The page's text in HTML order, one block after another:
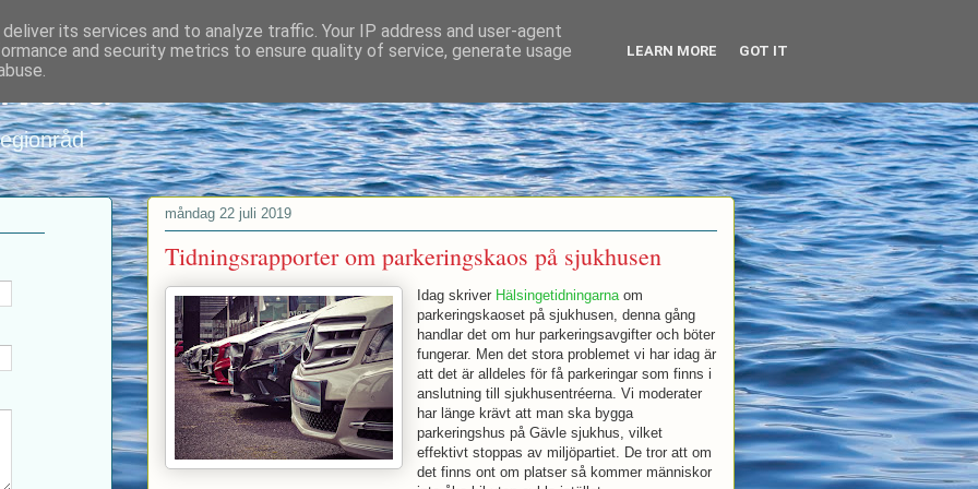
måndag 22 juli 2019
Tidningsrapporter om parkeringskaos på sjukhusen
Idag skriver Hälsingetidningarna om
parkeringskaoset på sjukhusen, denna gång
handlar det om hur parkeringsavgifter och böter
fungerar. Men det stora problemet vi har idag är
att det är alldeles för få parkeringar som finns i
anslutning till sjukhusentréerna. Vi moderater
har länge krävt att man ska bygga
parkeringshus på Gävle sjukhus, vilket
effektivt stoppas av miljöpartiet. De tror att om
det finns ont om platser så kommer människor
its services and to analyze traffic. Your IP address and user-agent
and security metrics to ensure quality of service, generate usage
LEARN MORE GOT IT